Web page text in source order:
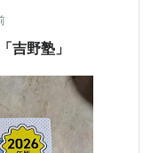
吉野塾」